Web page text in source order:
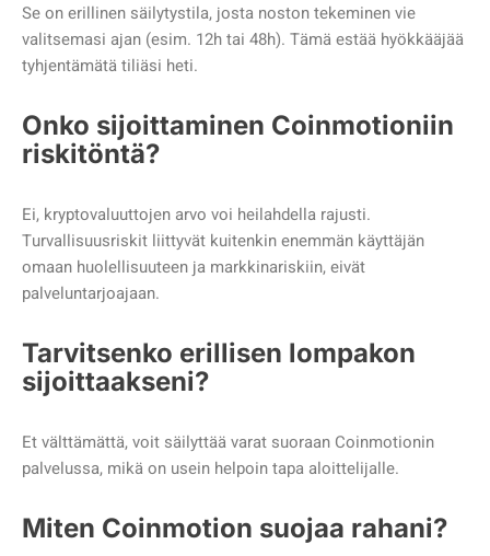
Se on erillinen säilytystila, josta noston tekeminen vie
valitsemasi ajan (esim. 12h tai 48h). Tämä estää hyökkääjää
tyhjentämätä tiliäsi heti.
Onko sijoittaminen Coinmotioniin
riskitöntä?
Ei, kryptovaluuttojen arvo voi heilahdella rajusti.
Turvallisuusriskit liittyvät kuitenkin enemmän käyttäjän
omaan huolellisuuteen ja markkinariskiin, eivät
palveluntarjoajaan.
Tarvitsenko erillisen lompakon
sijoittaakseni?
Et välttämättä, voit säilyttää varat suoraan Coinmotionin
palvelussa, mikä on usein helpoin tapa aloittelijalle.
Miten Coinmotion suojaa rahani?